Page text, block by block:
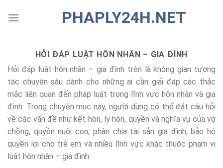
đến
PHAPLY24H.NET
HỎI ĐÁP LUẬT HÔN NHÂN – GIA ĐÌNH
Hỏi đáp luật hôn nhân – gia đình trên là không gian tương
tác chuyên sâu dành cho những ai cần giải đáp các thắc
mắc liên quan đến pháp luật trong lĩnh vực hôn nhân và gia
đình. Trong chuyên mục này, người dùng có thể đặt câu hỏi
về các vấn đề như kết hôn, ly hôn, quyền và nghĩa vụ của vợ
chồng, quyền nuôi con, phân chia tài sản gia đình, bảo hộ
quyền lợi cho trẻ em và nhiều lĩnh vực khác thuộc phạm vi
luật hôn nhân – gia đình.